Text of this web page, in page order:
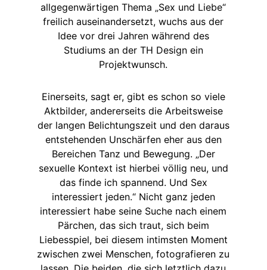
allgegenwärtigen Thema „Sex und Liebe“
freilich auseinandersetzt, wuchs aus der
Idee vor drei Jahren während des
Studiums an der TH Design ein
Projektwunsch.
Einerseits, sagt er, gibt es schon so viele
Aktbilder, andererseits die Arbeitsweise
der langen Belichtungszeit und den daraus
entstehenden Unschärfen eher aus den
Bereichen Tanz und Bewegung. „Der
sexuelle Kontext ist hierbei völlig neu, und
das finde ich spannend. Und Sex
interessiert jeden.“ Nicht ganz jeden
interessiert habe seine Suche nach einem
Pärchen, das sich traut, sich beim
Liebesspiel, bei diesem intimsten Moment
zwischen zwei Menschen, fotografieren zu